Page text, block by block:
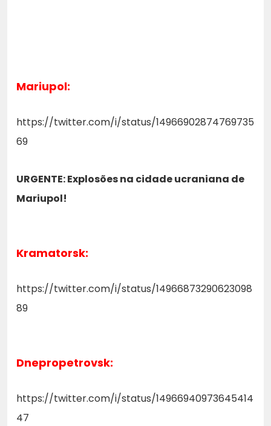
Mariupol:
https://twitter.com/i/status/14966902874769735
69
URGENTE: Explosões na cidade ucraniana de
Mariupol!
Kramatorsk:
https://twitter.com/i/status/14966873290623098
89
Dnepropetrovsk:
https://twitter.com/i/status/14966940973645414
47